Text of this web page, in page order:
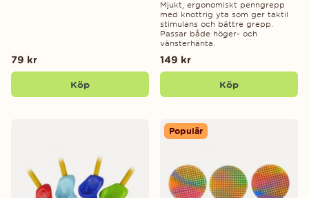
79 kr
Köp
Mjukt, ergonomiskt penngrepp
med knottrig yta som ger taktil
stimulans och bättre grepp.
Passar både höger- och
vänsterhänta.
149 kr
Köp
Populär